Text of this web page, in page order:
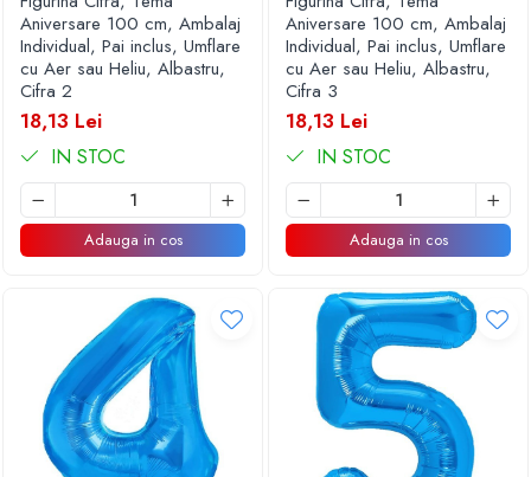
Aniversare 100 cm, Ambalaj
Individual, Pai inclus, Umflare
cu Aer sau Heliu, Albastru,
Cifra 2
18,13 Lei
IN STOC
Adauga in cos
Aniversare 100 cm, Ambalaj
Individual, Pai inclus, Umflare
cu Aer sau Heliu, Albastru,
Cifra 3
18,13 Lei
IN STOC
Adauga in cos